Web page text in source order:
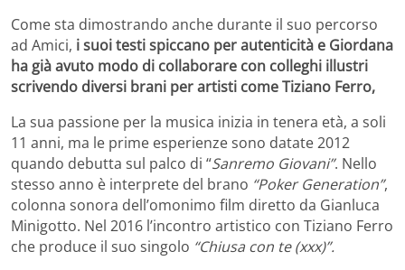
Come sta dimostrando anche durante il suo percorso
ad Amici, i suoi testi spiccano per autenticità e Giordana
ha già avuto modo di collaborare con colleghi illustri
scrivendo diversi brani per artisti come Tiziano Ferro,
La sua passione per la musica inizia in tenera età, a soli
11 anni, ma le prime esperienze sono datate 2012
quando debutta sul palco di “Sanremo Giovani”. Nello
stesso anno è interprete del brano “Poker Generation”,
colonna sonora dell’omonimo film diretto da Gianluca
Minigotto. Nel 2016 l’incontro artistico con Tiziano Ferro
che produce il suo singolo “Chiusa con te (xxx)”.